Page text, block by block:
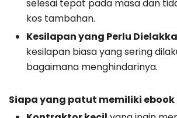
selesai tepat pada masa dan
kos tambahan.
Kesilapan yang Perlu
kesilapan biasa yang sering
bagaimana menghindarinya.
Siapa yang patut memiliki ebook